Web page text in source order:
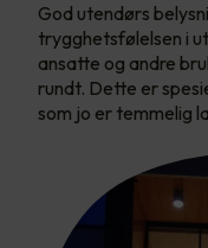
God utendørs
trygghetsfølelsen i
ansatte og andre
rundt. Dette er
som jo er temmelig